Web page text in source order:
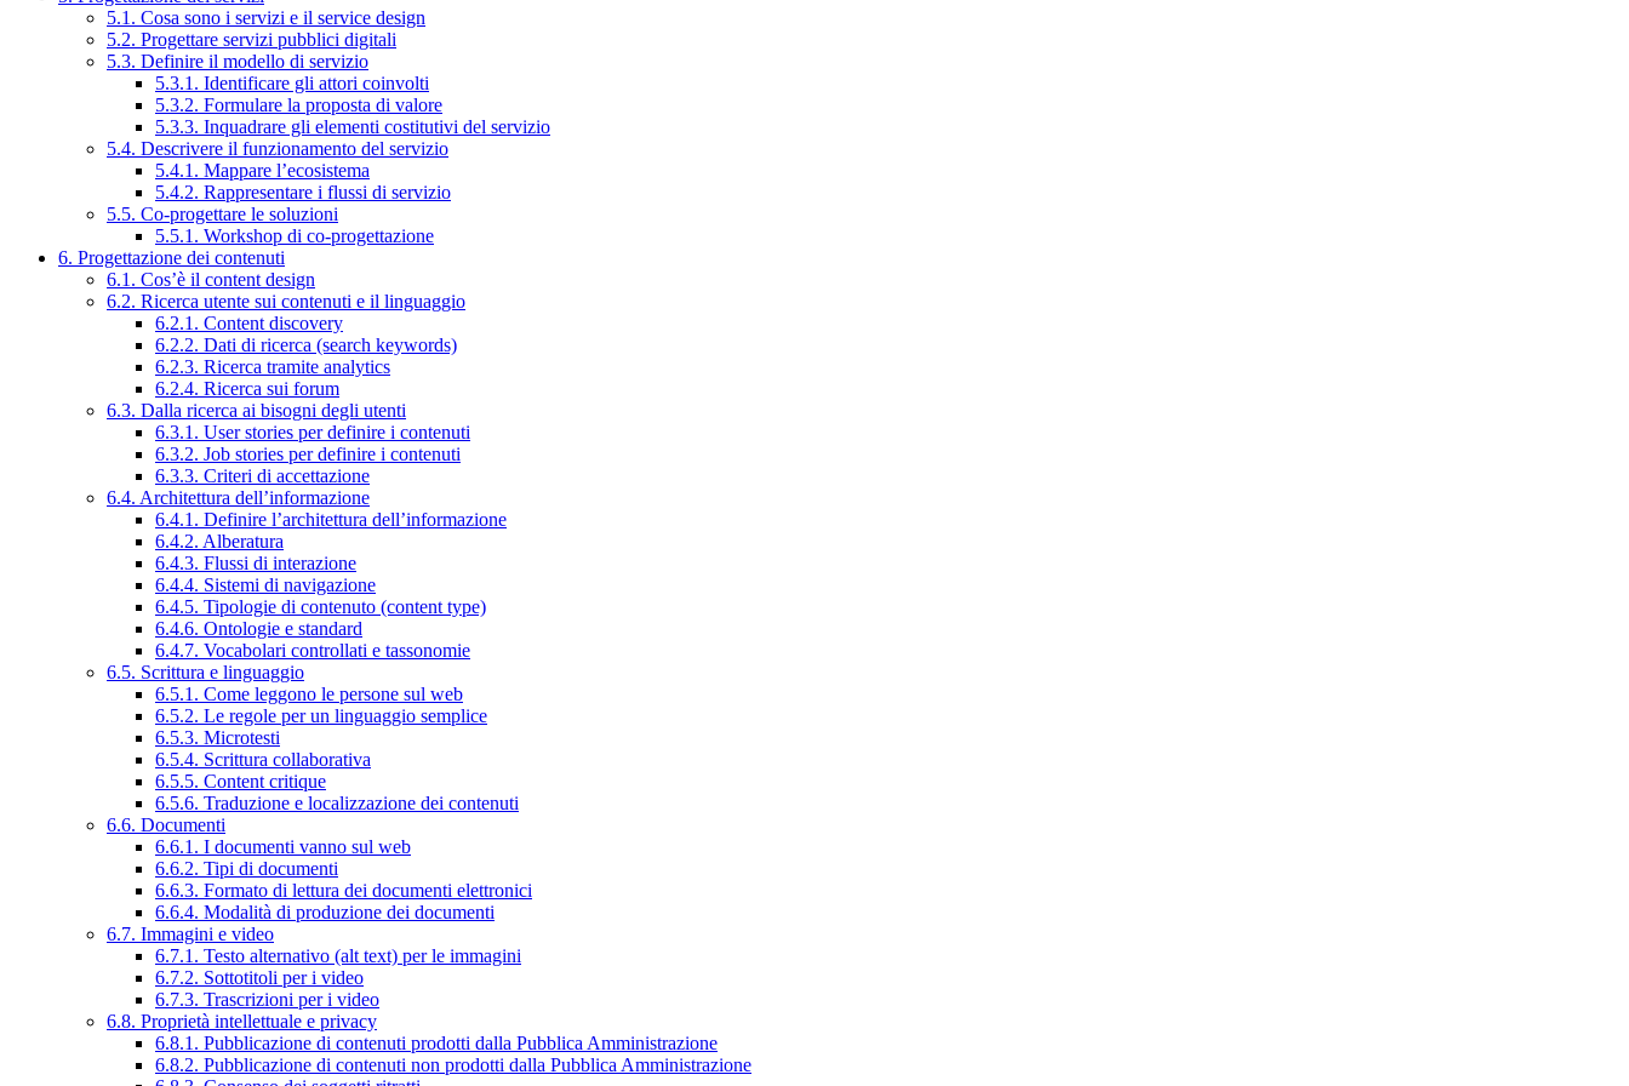
5.1. Cosa sono i servizi e il service design
5.2. Progettare servizi pubblici digitali
5.3. Definire il modello di servizio
5.3.1. Identificare gli attori coinvolti
5.3.2. Formulare la proposta di valore
5.3.3. Inquadrare gli elementi costitutivi del servizio
5.4. Descrivere il funzionamento del servizio
5.4.1. Mappare l’ecosistema
5.4.2. Rappresentare i flussi di servizio
5.5. Co-progettare le soluzioni
5.5.1. Workshop di co-progettazione
6. Progettazione dei contenuti
6.1. Cos’è il content design
6.2. Ricerca utente sui contenuti e il linguaggio
6.2.1. Content discovery
6.2.2. Dati di ricerca (search keywords)
6.2.3. Ricerca tramite analytics
6.2.4. Ricerca sui forum
6.3. Dalla ricerca ai bisogni degli utenti
6.3.1. User stories per definire i contenuti
6.3.2. Job stories per definire i contenuti
6.3.3. Criteri di accettazione
6.4. Architettura dell’informazione
6.4.1. Definire l’architettura dell’informazione
6.4.2. Alberatura
6.4.3. Flussi di interazione
6.4.4. Sistemi di navigazione
6.4.5. Tipologie di contenuto (content type)
6.4.6. Ontologie e standard
6.4.7. Vocabolari controllati e tassonomie
6.5. Scrittura e linguaggio
6.5.1. Come leggono le persone sul web
6.5.2. Le regole per un linguaggio semplice
6.5.3. Microtesti
6.5.4. Scrittura collaborativa
6.5.5. Content critique
6.5.6. Traduzione e localizzazione dei contenuti
6.6. Documenti
6.6.1. I documenti vanno sul web
6.6.2. Tipi di documenti
6.6.3. Formato di lettura dei documenti elettronici
6.6.4. Modalità di produzione dei documenti
6.7. Immagini e video
6.7.1. Testo alternativo (alt text) per le immagini
6.7.2. Sottotitoli per i video
6.7.3. Trascrizioni per i video
6.8. Proprietà intellettuale e privacy
6.8.1. Pubblicazione di contenuti prodotti dalla Pubblica Amministrazione
6.8.2. Pubblicazione di contenuti non prodotti dalla Pubblica Amministrazione